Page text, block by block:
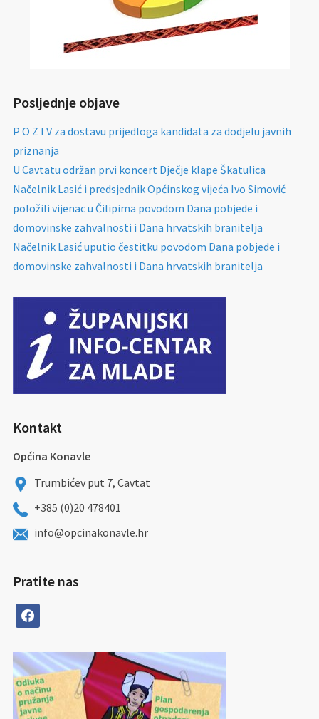
Posljednje objave
P O Z I V za dostavu prijedloga kandidata za dodjelu javnih
priznanja
U Cavtatu održan prvi koncert Dječje klape Škatulica
Načelnik Lasić i predsjednik Općinskog vijeća Ivo Simović
položili vijenac u Čilipima povodom Dana pobjede i
domovinske zahvalnosti i Dana hrvatskih branitelja
Načelnik Lasić uputio čestitku povodom Dana pobjede i
domovinske zahvalnosti i Dana hrvatskih branitelja
Kontakt
Općina Konavle
Trumbićev put 7, Cavtat
+385 (0)20 478401
info@opcinakonavle.hr
Pratite nas
facebook